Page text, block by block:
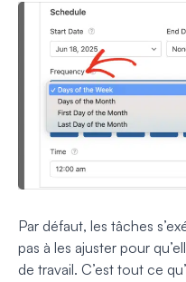
Par défaut, les tâches
pas à les ajuster pour
de travail. C’est tout ce